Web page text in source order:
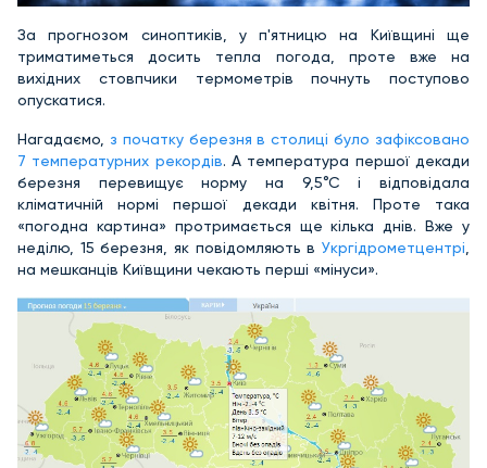
За прогнозом синоптиків, у п'ятницю на Київщині ще
триматиметься досить тепла погода, проте вже на
вихідних стовпчики термометрів почнуть поступово
опускатися.
Нагадаємо, з початку березня в столиці було зафіксовано
7 температурних рекордів. А температура першої декади
березня перевищує норму на 9,5°С і відповідала
кліматичній нормі першої декади квітня. Проте така
«погодна картина» протримається ще кілька днів. Вже у
неділю, 15 березня, як повідомляють в Укргідрометцентрі
на мешканців Київщини чекають перші «мінуси».